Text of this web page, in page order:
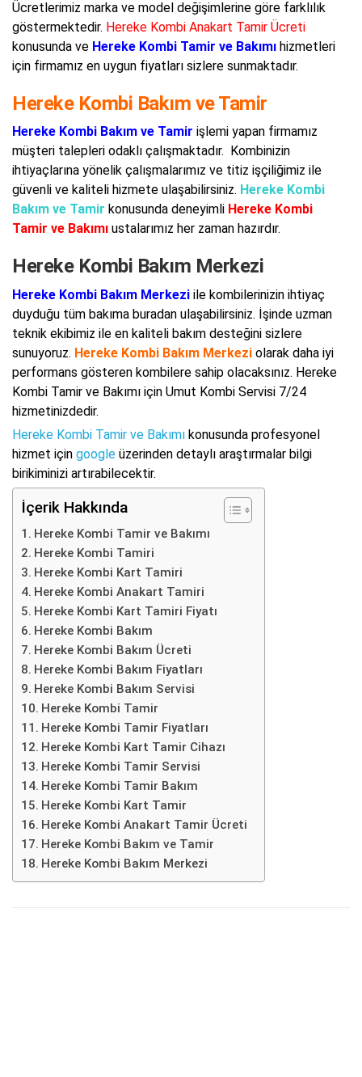
Ücretlerimiz marka ve model değişimlerine göre farklılık
göstermektedir. Hereke Kombi Anakart Tamir Ücreti
konusunda ve Hereke Kombi Tamir ve Bakımı hizmetleri
için firmamız en uygun fiyatları sizlere sunmaktadır.
Hereke Kombi Bakım ve Tamir
Hereke Kombi Bakım ve Tamir işlemi yapan firmamız
müşteri talepleri odaklı çalışmaktadır. Kombinizin
ihtiyaçlarına yönelik çalışmalarımız ve titiz işçiliğimiz ile
güvenli ve kaliteli hizmete ulaşabilirsiniz. Hereke Kombi
Bakım ve Tamir konusunda deneyimli Hereke Kombi
Tamir ve Bakımı ustalarımız her zaman hazırdır.
Hereke Kombi Bakım Merkezi
Hereke Kombi Bakım Merkezi ile kombilerinizin ihtiyaç
duyduğu tüm bakıma buradan ulaşabilirsiniz. İşinde uzman
teknik ekibimiz ile en kaliteli bakım desteğini sizlere
sunuyoruz. Hereke Kombi Bakım Merkezi olarak daha iyi
performans gösteren kombilere sahip olacaksınız. Hereke
Kombi Tamir ve Bakımı için Umut Kombi Servisi 7/24
hizmetinizdedir.
Hereke Kombi Tamir ve Bakımı konusunda profesyonel
hizmet için google üzerinden detaylı araştırmalar bilgi
birikiminizi artırabilecektir.
İçerik Hakkında
Hereke Kombi Tamir ve Bakımı
Hereke Kombi Tamiri
Hereke Kombi Kart Tamiri
Hereke Kombi Anakart Tamiri
Hereke Kombi Kart Tamiri Fiyatı
Hereke Kombi Bakım
Hereke Kombi Bakım Ücreti
Hereke Kombi Bakım Fiyatları
Hereke Kombi Bakım Servisi
Hereke Kombi Tamir
Hereke Kombi Tamir Fiyatları
Hereke Kombi Kart Tamir Cihazı
Hereke Kombi Tamir Servisi
Hereke Kombi Tamir Bakım
Hereke Kombi Kart Tamir
Hereke Kombi Anakart Tamir Ücreti
Hereke Kombi Bakım ve Tamir
Hereke Kombi Bakım Merkezi